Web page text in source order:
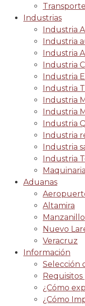
Industrias
Industria
Industria
Industria
Industria
Industria
Industria
Industria
Industria
Industria
Industria
Industria
Industria
Aduanas
Altamira
Manzanillo
Nuevo
Veracruz
Información
Selección
¿Cómo
¿Cómo